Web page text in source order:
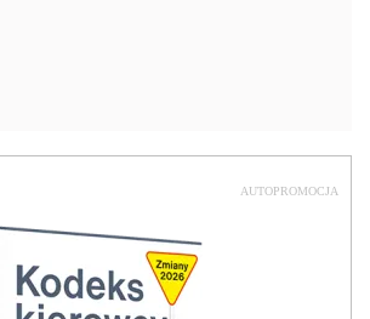
AUTOPROMOCJA